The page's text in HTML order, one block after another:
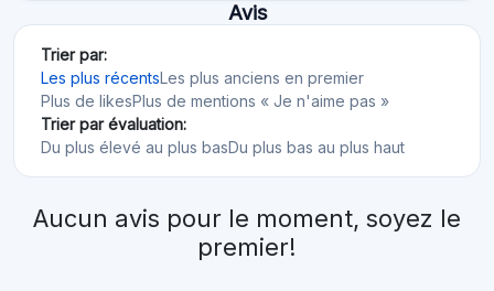
Avis
Trier par:
Les plus récentsLes plus anciens en premier
Plus de likesPlus de mentions « Je n'aime pas »
Trier par évaluation:
Du plus élevé au plus basDu plus bas au plus haut
Aucun avis pour le moment, soyez le
premier!